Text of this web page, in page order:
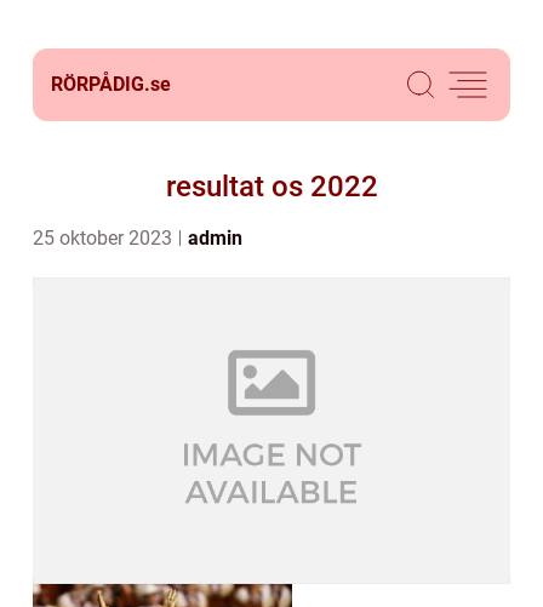
RÖRPÅDIG.se
resultat os 2022
25 oktober 2023 admin